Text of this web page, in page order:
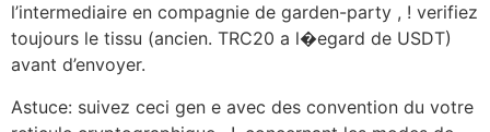
l’intermediaire en compagnie de garden-party , ! verifiez
toujours le tissu (ancien. TRC20 a l�egard de USDT)
avant d’envoyer.
Astuce: suivez ceci gen e avec des convention du votre